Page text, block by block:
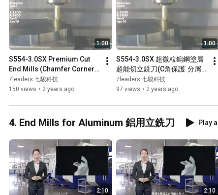
1:00
S554-3.0SX Premium Cut
End Mills (Chamfer Corner •
Chipbreaker)
7leaders 七駿科技
150 views • 2 years ago
1:00
S554-3.0SX 超微粒鎢鋼塗層
超能切立銑刀(C角保護˙分屑
槽)
7leaders 七駿科技
97 views • 2 years ago
4. End Mills for Aluminum 鋁用立銑刀 Play all
2:10 2:10